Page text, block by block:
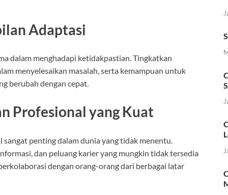
Adaptasi
dalam menghadapi ketidakpastian. Tingkatkan
menyelesaikan masalah, serta kemampuan untuk
berubah dengan cepat.
Profesional yang Kuat
penting dalam dunia yang tidak menentu.
dan peluang karier yang mungkin tidak tersedia
dengan orang-orang dari berbagai latar